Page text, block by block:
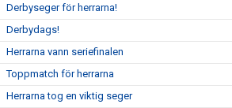
Derbyseger för herrarna!
Derbydags!
Herrarna vann seriefinalen
Toppmatch för herrarna
Herrarna tog en viktig seger